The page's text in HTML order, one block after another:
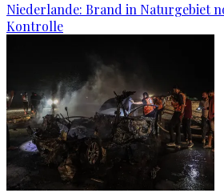
Niederlande: Brand in Naturgebiet
Kontrolle